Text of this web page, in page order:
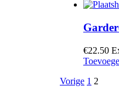
€22.50
Vorige 1 2